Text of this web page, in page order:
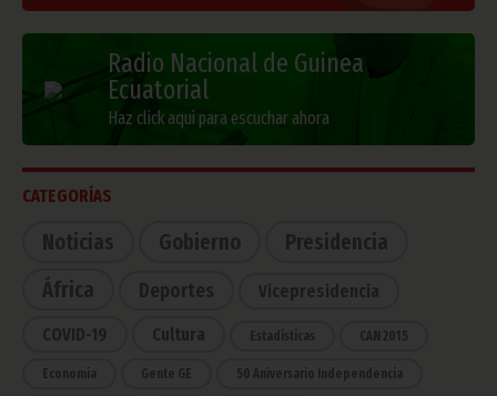
Radio Nacional de Guinea
Ecuatorial
Haz click aquí para escuchar ahora
CATEGORÍAS
Noticias Gobierno
Presidencia
África
Deportes Vicepresidencia
COVID-19 Cultura Estadísticas CAN 2015
Economía Gente GE 50 Aniversario Independencia